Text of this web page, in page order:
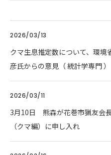
2026/03/13
クマ生息推定数について、環
彦氏からの意見（ 統計学専門 ）
2026/03/11
3月10日 熊森が花巻市猟友会
（クマ編）に申し入れ